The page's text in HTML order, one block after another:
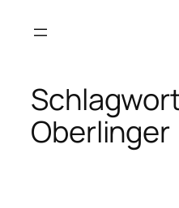
Inhalt
Oberlinger